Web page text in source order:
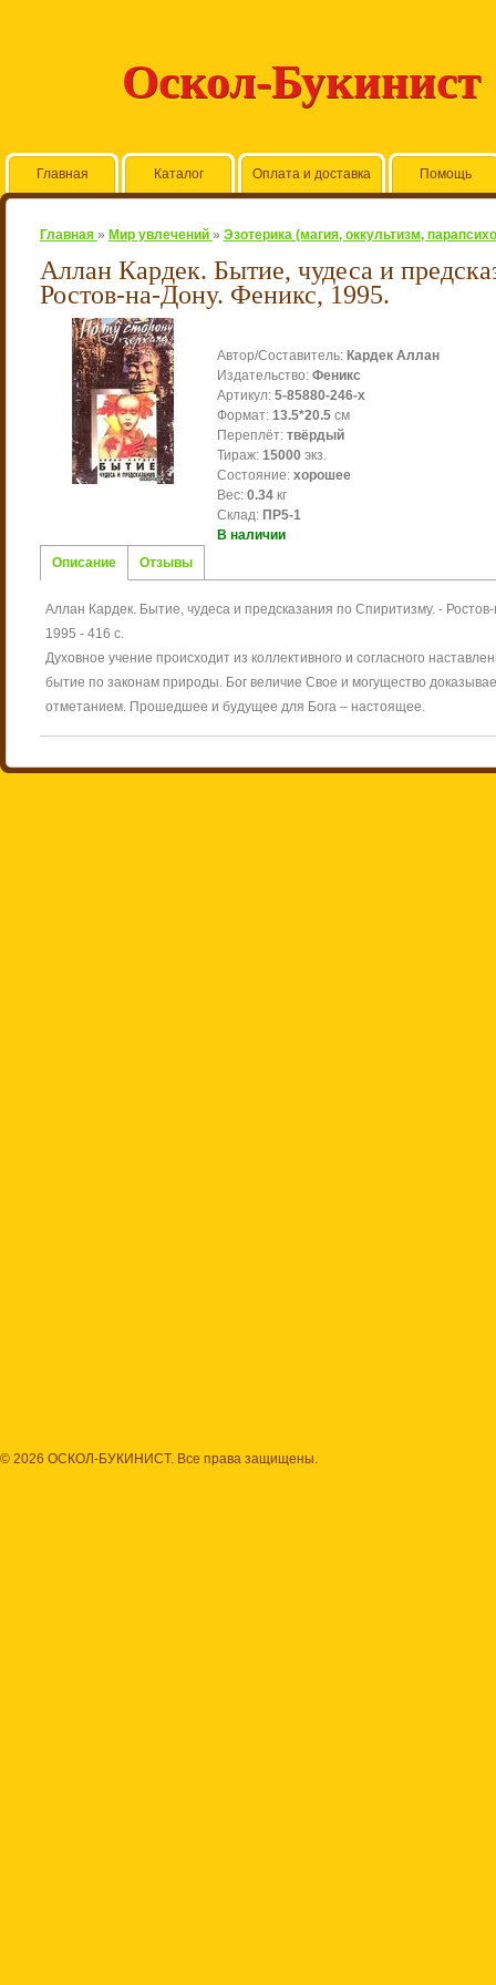
Оскол-Букинист
Главная Каталог Оплата и доставка Помощь
Главная » Мир увлечений » Эзотерика (магия, оккультизм,
Аллан Кардек. Бытие, чудеса и
Ростов-на-Дону. Феникс, 1995.
Автор/Составитель: Кардек Аллан
Издательство: Феникс
Артикул: 5-85880-246-х
Формат: 13.5*20.5 см
Переплёт: твёрдый
Тираж: 15000 экз.
Состояние: хорошее
Вес: 0.34 кг
Склад: ПР5-1
В наличии
Описание
Отзывы
Аллан Кардек. Бытие, чудеса и предсказания по Спиритизму. -
1995 - 416 с.
Духовное учение происходит из коллективного и согласного
бытие по законам природы. Бог величие Свое и могущество
отметанием. Прошедшее и будущее для Бога – настоящее.
© 2026 ОСКОЛ-БУКИНИСТ. Все права защищены.